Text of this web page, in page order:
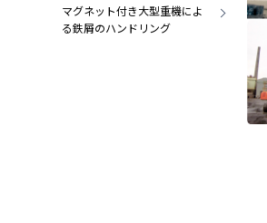
マグネット付き大型重機によ
る鉄屑のハンドリング